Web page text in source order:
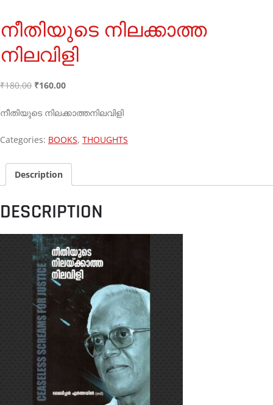
നീതിയുടെ നിലക്കാത്ത
നിലവിളി
₹180.00 ₹160.00
നീതിയുടെ നിലക്കാത്തനിലവിളി
Categories: BOOKS, THOUGHTS
Description
DESCRIPTION